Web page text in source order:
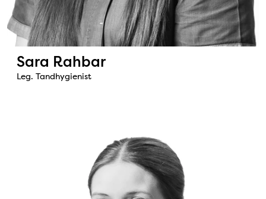
Sara Rahbar
Leg. Tandhygienist